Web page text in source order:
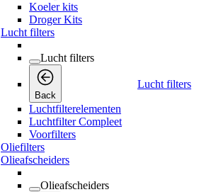
Koeler kits
Droger Kits
Lucht filters
Lucht filters
Back
Lucht filters
Luchtfilterelementen
Luchtfilter Compleet
Voorfilters
Oliefilters
Olieafscheiders
Olieafscheiders